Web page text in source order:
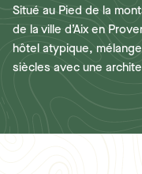
Situé au Pied de la
de la ville d’Aix en
hôtel atypique,
siècles avec une